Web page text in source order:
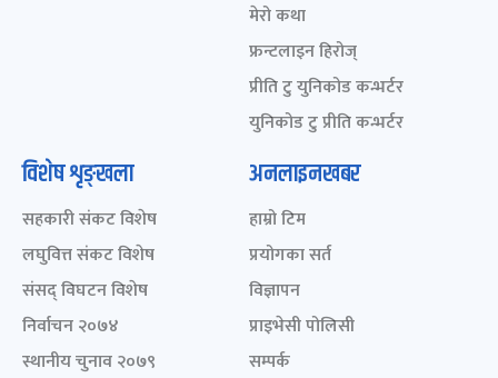
मेरो कथा
फ्रन्टलाइन हिरोज्
प्रीति टु युनिकोड कन्भर्टर
युनिकोड टु प्रीति कन्भर्टर
विशेष शृङ्खला
सहकारी संकट विशेष
लघुवित्त संकट विशेष
संसद् विघटन विशेष
निर्वाचन २०७४
स्थानीय चुनाव २०७९
अनलाइनखबर
हाम्रो टिम
प्रयोगका सर्त
विज्ञापन
प्राइभेसी पोलिसी
सम्पर्क